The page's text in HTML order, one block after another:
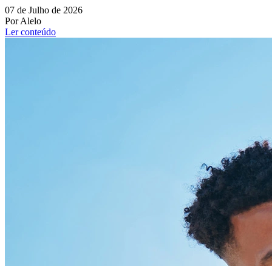
07 de Julho de 2026
Por Alelo
Ler conteúdo